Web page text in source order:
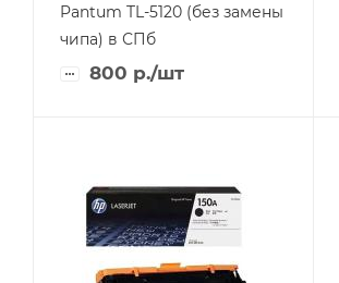
Pantum TL-5120 (без замены
чипа) в СПб
800 р./шт